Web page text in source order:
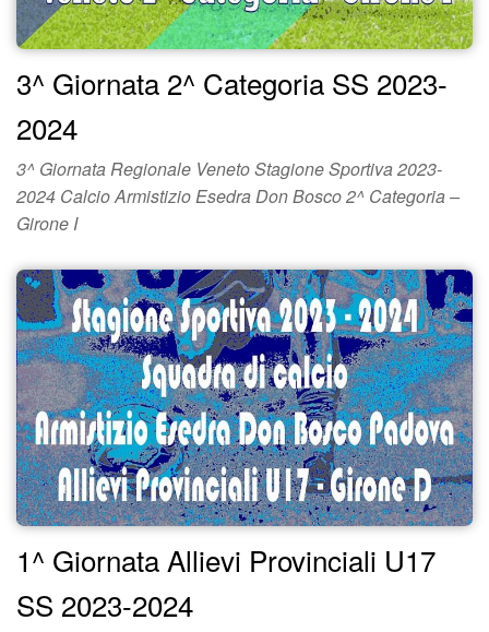
3^ Giornata 2^ Categoria SS 2023-
2024
3^ Giornata Regionale Veneto Stagione Sportiva 2023-
2024 Calcio Armistizio Esedra Don Bosco 2^ Categoria –
Girone I
1^ Giornata Allievi Provinciali U17
SS 2023-2024